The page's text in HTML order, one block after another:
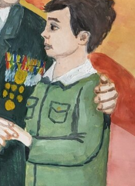
Мартый-оол Анчы-Белек
Шолбанович, 10 лет,
Петербург